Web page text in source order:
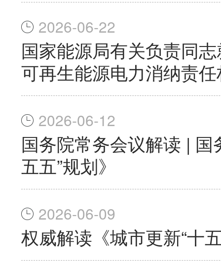
2026-06-22
国家能源局有关负责同
可再生能源电力消纳责
2026-06-12
国务院常务会议解读 |
五五”规划》
2026-06-09
权威解读《城市更新“十